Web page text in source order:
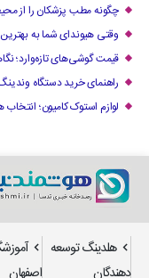
چگونه مطب پزشکان را از
وقتی هیوندای شما به
قیمت گوشی‌های تازه‌وارد؛
راهنمای خرید دستگاه
لوازم استوک کامیون؛
هلدینگ توسعه
دهندگان
اصفهان